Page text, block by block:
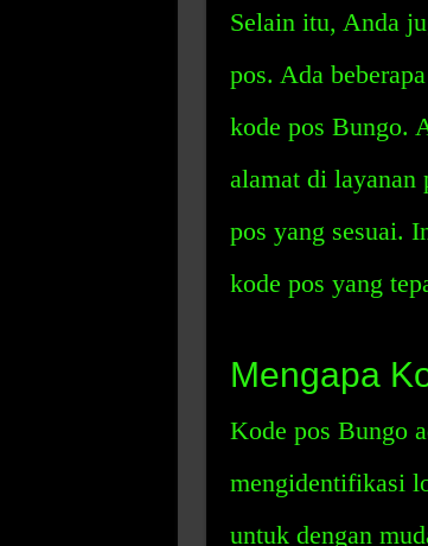
Selain itu, Anda
pos. Ada
kode pos Bungo.
alamat di layanan
pos yang sesuai.
kode pos yang
Mengapa
Kode pos Bungo
mengidentifikasi
untuk dengan